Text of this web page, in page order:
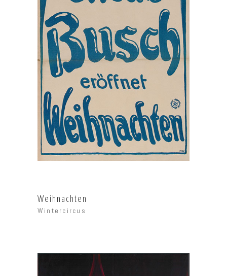
Weihnachten
Wintercircus